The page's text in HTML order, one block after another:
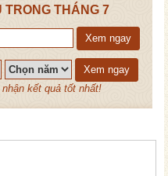
TRONG THÁNG 7
Xem ngay
Xem ngay
kết quả tốt nhất!